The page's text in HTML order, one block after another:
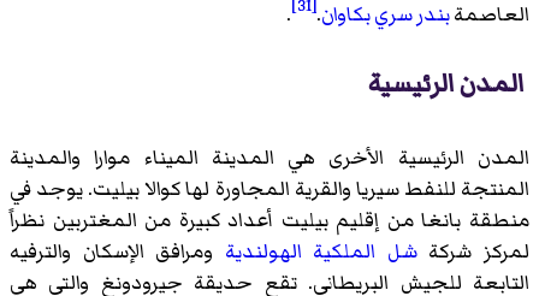
العاصمةبندر سري بكاوان.
[31]
.
المدن الرئيسية
المدن الرئيسية الأخرى هي المدينة الميناء موارا والمدينة
المنتجة للنفط سيريا والقرية المجاورة لها كوالا بيليت. يوجد في
منطقة بانغا من إقليم بيليت أعداد كبيرة من المغتربين نظراً
لمركز شركةشل الملكية الهولندية ومرافق الإسكان والترفيه
التابعة للجيش البريطاني. تقع حديقة جيرودونغ والتي هي